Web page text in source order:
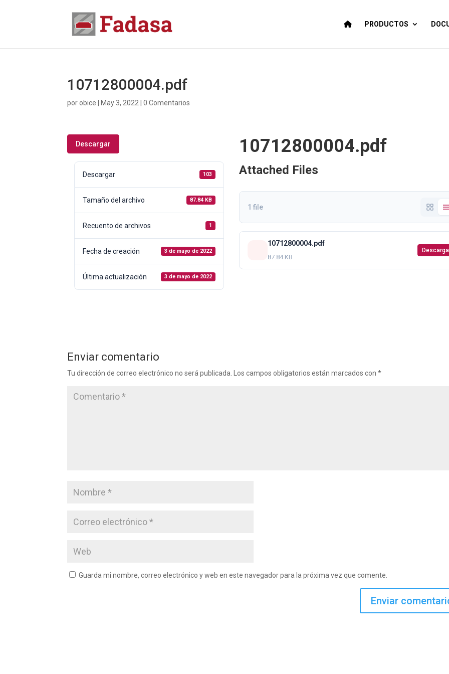
PRODUCTOS
10712800004.pdf
porobice May 3, 2022 |0 Comentarios
Descargar
Descargar 103
Tamaño del archivo 87.84 KB
Recuento de archivos 1
Fecha de creación 3 de mayo de 2022
Última actualización 3 de mayo de 2022
10712800004.pdf
Attached Files
1 file
10712800004.pdf
87.84 KB
Enviar comentario
Tu dirección de correo electrónico no será publicada. Los campos obligatorios están marcados con*
Guarda mi nombre, correo electrónico y web en este navegador para la próxima vez que comente.